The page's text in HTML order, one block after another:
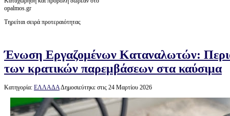
opalmos.gr
Τηρείται σειρά προτεραιότητας
Ένωση Εργαζομένων Καταναλωτών:
των κρατικών παρεμβάσεων στα καύσιμα
Κατηγορία: ΕΛΛΑΔΑΔημοσιεύτηκε στις 24 Μαρτίου 2026